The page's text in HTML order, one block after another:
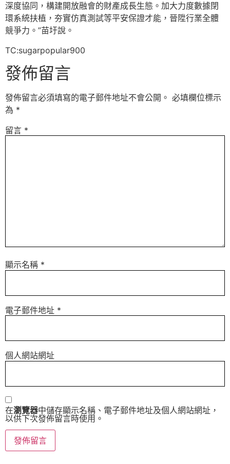
深度協同，構建開放融會的財產成長生態。加大力度數據閉
環系統扶植，夯實仿真測試等平安保證才能，晉陞行業全體
競爭力。”苗圩說。
TC:sugarpopular900
發佈留言
發佈留言必須填寫的電子郵件地址不會公開。 必填欄位標示
為 *
留言 *
顯示名稱 *
電子郵件地址 *
個人網站網址
在瀏覽器中儲存顯示名稱、電子郵件地址及個人網站網址，
以供下次發佈留言時使用。